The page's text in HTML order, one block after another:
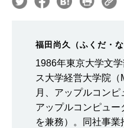
福田尚久（ふくだ・
1986年東京大学文
ス大学経営大学院
月、アップルコン
アップルコンピュ
を兼務）。同社事